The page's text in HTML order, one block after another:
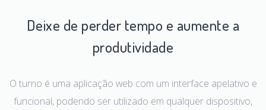
Deixe de perder tempo e aumente a
produtividade
O turno é uma aplicação web com um interface apelativo e
funcional, podendo ser utilizado em qualquer dispositivo,